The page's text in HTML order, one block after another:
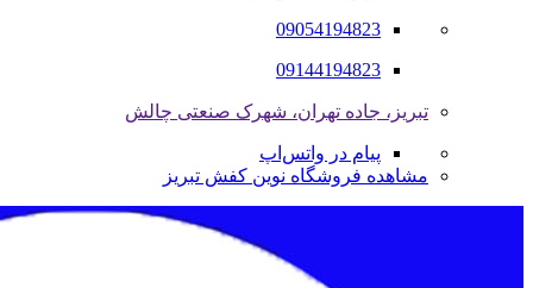
09054194823
09144194823
تبریز، جاده تهران، شهرک صنعتی چالش
پیام در واتس‌اپ
مشاهده فروشگاه نوین کفش تبریز